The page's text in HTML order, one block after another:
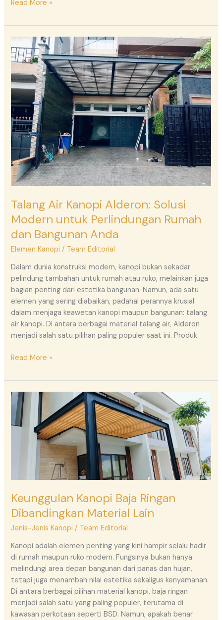
Read More »
Talang Air Kanopi Alderon: Solusi
Modern untuk Perlindungan Rumah
dan Bangunan Anda
Elemen Kanopi / Team Editorial
Dalam dunia konstruksi modern, kanopi bukan sekadar
pelindung tambahan untuk rumah atau ruko, melainkan juga
bagian penting dari estetika bangunan. Namun, ada satu
elemen yang sering diabaikan, padahal perannya krusial
dalam menjaga keawetan kanopi maupun bangunan: talang
air kanopi. Di antara berbagai material talang air, Alderon
menjadi salah satu pilihan paling populer saat ini. Produk
Talang
Air
Kanopi
Alderon:
Solusi
Modern
untuk
Perlindungan
Rumah
dan
Bangunan
Anda
Read More »
Keunggulan Kanopi Baja Ringan
Dibandingkan Material Lain
Jenis-Jenis Kanopi / Team Editorial
Kanopi adalah elemen penting yang kini hampir selalu hadir
di rumah maupun ruko modern. Fungsinya bukan hanya
melindungi area depan bangunan dari panas dan hujan,
tetapi juga menambah nilai estetika sekaligus kenyamanan.
Di antara berbagai pilihan material kanopi, baja ringan
menjadi salah satu yang paling populer, terutama di
kawasan perkotaan seperti BSD. Namun, apakah benar
Keunggulan
Kanopi
Baja
Dibandingkan